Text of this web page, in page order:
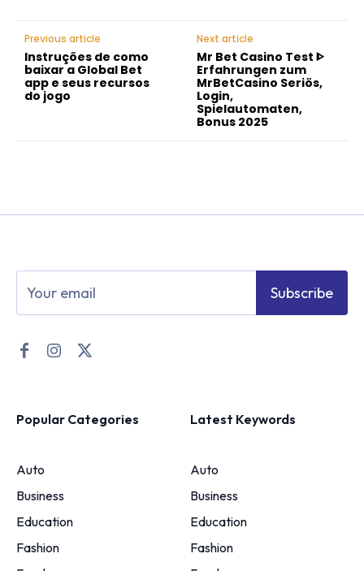
Previous article
Instruções de como
baixar a Global Bet
app e seus recursos
do jogo
Next article
Mr Bet Casino Test ᐈ
Erfahrungen zum
MrBetCasino Seriös,
Login,
Spielautomaten,
Bonus 2025
Subscribe
Popular Categories
Auto
Business
Education
Fashion
Latest Keywords
Auto
Business
Education
Fashion